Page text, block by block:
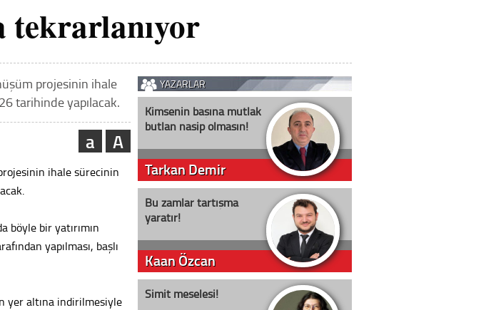
tekrarlanıyor
projesinin ihale
tarihinde yapılacak.
A
a
ihale sürecinin
böyle bir yatırımın
yapılması, başlı
yer altına indirilmesiyle
YAZARLAR
Kimsenin başına mutlak
butlan nasip olmasın!
Tarkan Demir
Bu zamlar tartışma
yaratır!
Kaan Özcan
Simit meselesi!